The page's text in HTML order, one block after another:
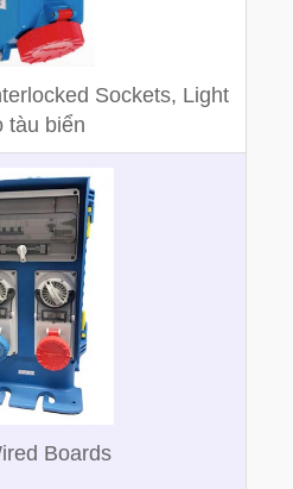
Sockets, Light
tàu biển
Boards